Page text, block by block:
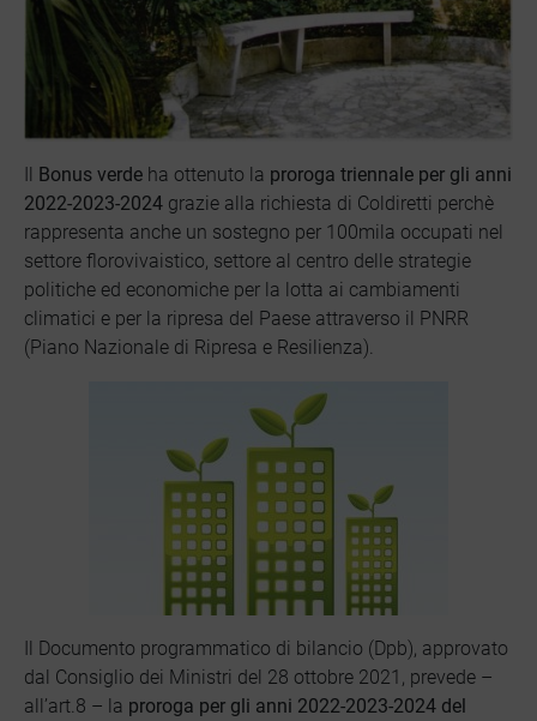
Bonus verde ha ottenuto la proroga triennale per gli anni
2022-2023-2024 grazie alla richiesta di Coldiretti perchè
rappresenta anche un sostegno per 100mila occupati nel
settore florovivaistico, settore al centro delle strategie
politiche ed economiche per la lotta ai cambiamenti
climatici e per la ripresa del Paese attraverso il PNRR
(Piano Nazionale di Ripresa e Resilienza).
Il Documento programmatico di bilancio (Dpb), approvato
dal Consiglio dei Ministri del 28 ottobre 2021, prevede –
all’art.8 – la proroga per gli anni 2022-2023-2024 del